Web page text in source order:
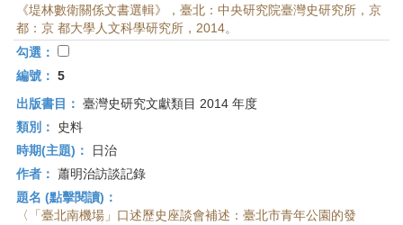
《堤林數衛關係文書選輯》，臺北：中央研究院臺灣史研究所，京
都：京 都大學人文科學研究所，2014。
勾選：
編號： 5
出版書目： 臺灣史研究文獻類目 2014 年度
類別：
史料
時期(主題)：
日治
作者： 蕭明治訪談記錄
題名 (點擊閱讀)：
〈「臺北南機場」口述歷史座談會補述：臺北市青年公園的發